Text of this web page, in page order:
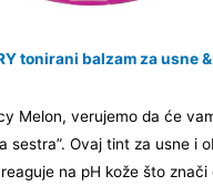
tonirani balzam za usne
Melon, verujemo da će
sestra”. Ovaj tint za usne i
na pH kože što znači